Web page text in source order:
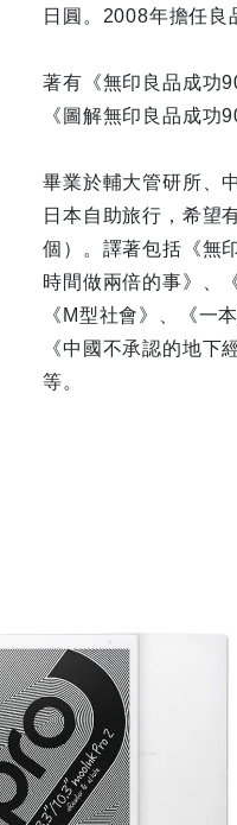
日圓。2008年擔任良
著有《無印良品成功
《圖解無印良品成功
畢業於輔大管研所、
日本自助旅行，希望
個）。譯著包括《無
時間做兩倍的事》、
《M型社會》、《一
《中國不承認的地下
等。